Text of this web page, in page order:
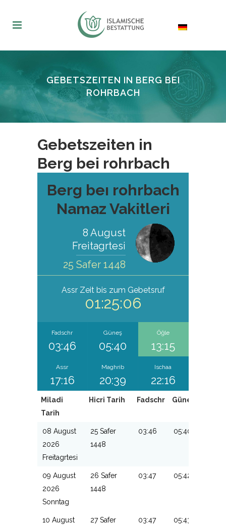
GEBETSZEITEN IN BERG BEI
ROHRBACH
Gebetszeiten in
Berg bei rohrbach
Berg beı rohrbach
Namaz Vakitleri
8 August
Freitagrtesi
25 Safer 1448
AssrZeit bis zum Gebetsruf
01:25:05
Fadschr
03:46
Güneş
05:40
Öğle
13:15
Assr
17:16
Maghrib
20:39
Ischaa
22:16
Miladi
Tarih
Hicri Tarih Fadschr Güneş
08 August
2026
Freitagrtesi
25 Safer
1448
03:46 05:40
09 August
2026
Sonntag
26 Safer
1448
03:47 05:42
10 August
27 Safer
03:47 05:43